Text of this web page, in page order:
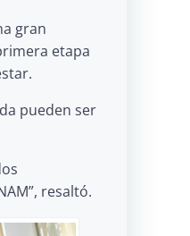
gran
etapa
pueden ser
resaltó.